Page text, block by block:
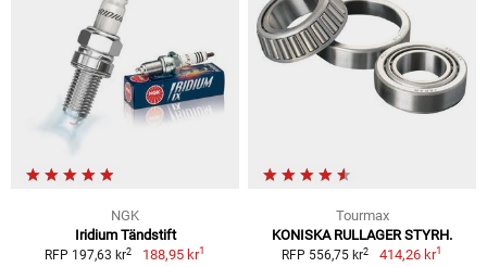
NGK
Iridium Tändstift
RFP 197,63 kr2 188,95 kr1
Tourmax
KONISKA RULLAGER STYRH.
RFP 556,75 kr2 414,26 kr1